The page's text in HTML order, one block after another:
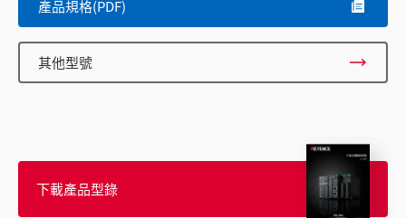
產品規格(PDF)
其他型號
下載產品型錄